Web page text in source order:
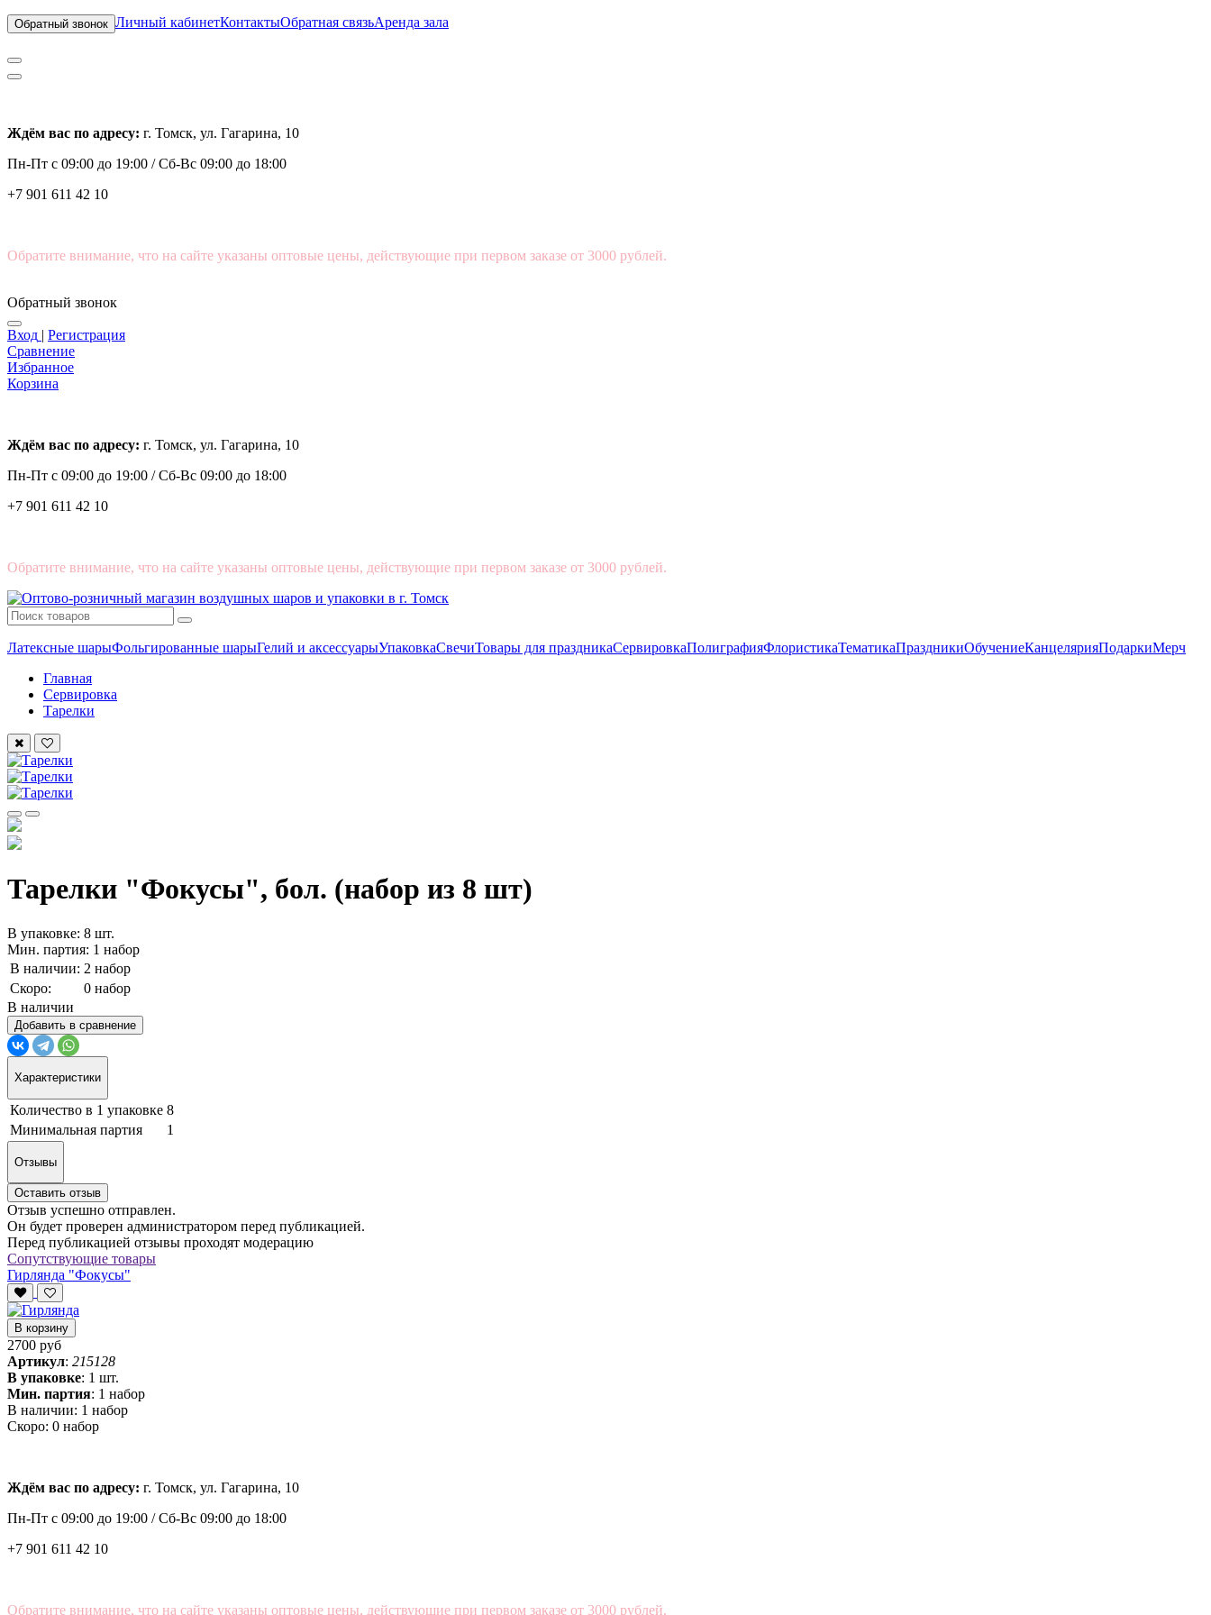
Обратный звонок Личный кабинетКонтактыОбратная связьАренда зала
Ждём вас по адресу: г. Томск, ул. Гагарина, 10
Пн-Пт с 09:00 до 19:00 /Сб-Вс 09:00 до 18:00
+7 901 611 42 10
Обратите внимание, что на сайте указаны оптовые цены, действующие при первом заказе от 3000 рублей.
Обратный звонок
Вход | Регистрация
Сравнение
Избранное
Корзина
Ждём вас по адресу: г. Томск, ул. Гагарина, 10
Пн-Пт с 09:00 до 19:00 /Сб-Вс 09:00 до 18:00
+7 901 611 42 10
Обратите внимание, что на сайте указаны оптовые цены, действующие при первом заказе от 3000 рублей.
Латексные шарыФольгированные шарыГелий и аксессуарыУпаковкаСвечиТовары для праздникаСервировкаПолиграфияФлористикаТематикаПраздникиОбучениеКанцелярияПодаркиМерч
Главная
Сервировка
Тарелки
Тарелки "Фокусы", бол. (набор из 8 шт)
В упаковке: 8 шт.
Мин. партия: 1 набор
В наличии: 2 набор
Скоро:
0 набор
В наличии
Добавить в сравнение
Характеристики
Количество в 1 упаковке 8
Минимальная партия
1
Отзывы
Оставить отзыв
Отзыв успешно отправлен.
Он будет проверен администратором перед публикацией.
Перед публикацией отзывы проходят модерацию
Сопутствующие товары
Гирлянда "Фокусы"
В корзину
2700 руб
Артикул: 215128
В упаковке: 1 шт.
Мин. партия: 1 набор
В наличии: 1 набор
Скоро: 0 набор
Ждём вас по адресу: г. Томск, ул. Гагарина, 10
Пн-Пт с 09:00 до 19:00 /Сб-Вс 09:00 до 18:00
+7 901 611 42 10
Обратите внимание, что на сайте указаны оптовые цены, действующие при первом заказе от 3000 рублей.